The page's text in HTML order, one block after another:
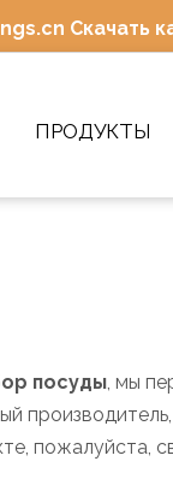
Скачать
ПРОДУКТЫ
посуды, мы
пожалуйста,